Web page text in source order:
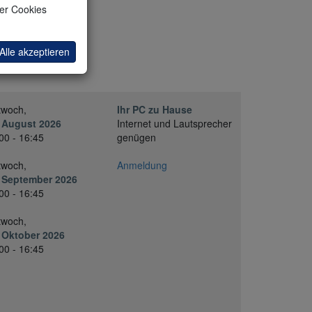
August 2026
- 16:45
2026
- 16:45
2026
- 16:45
Ihr PC zu Hause
Internet und Lautsprecher
genügen
Anmeldung
Cookies
Alle akzeptieren